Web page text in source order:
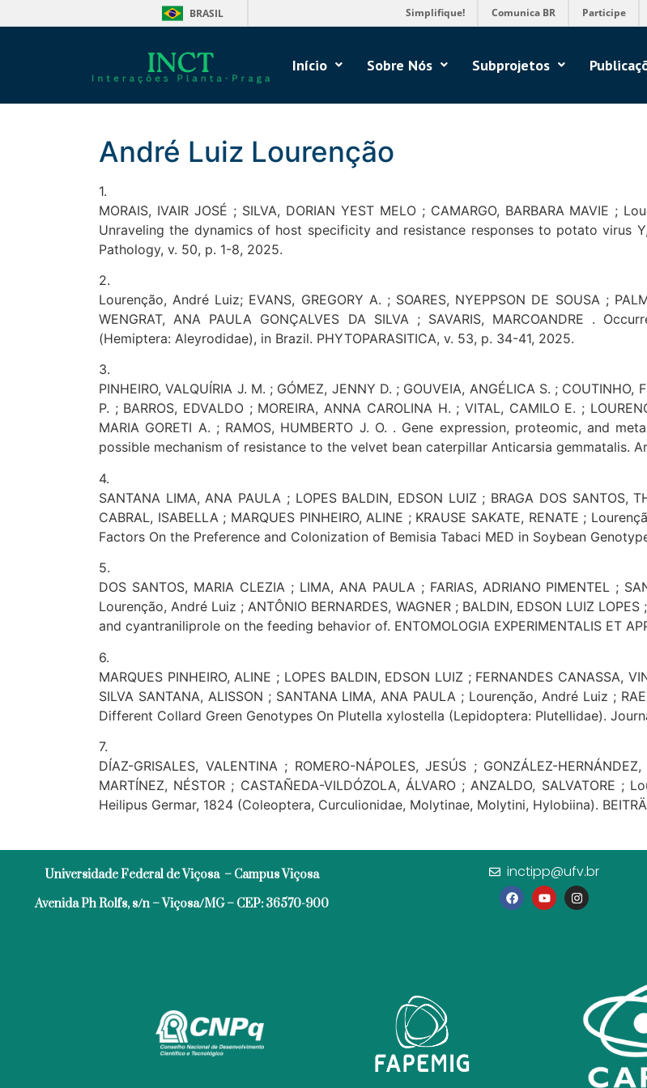
BRASIL Simplifique! Comunica BR Participe
Início Sobre Nós Subprojetos
André Luiz Lourenção
1.
MORAIS, IVAIR JOSÉ ; SILVA, DORIAN YEST MELO ; CAMARGO, BARBARA MAVIE ;
Unraveling the dynamics of host specificity and resistance responses to potato virus
Pathology, v. 50, p. 1-8, 2025.
2.
Lourenção, André Luiz; EVANS, GREGORY A. ; SOARES, NYEPPSON DE SOUSA ;
WENGRAT, ANA PAULA GONÇALVES DA SILVA ; SAVARIS, MARCOANDRE .
(Hemiptera: Aleyrodidae), in Brazil. PHYTOPARASITICA, v. 53, p. 34-41, 2025.
3.
PINHEIRO, VALQUÍRIA J. M. ; GÓMEZ, JENNY D. ; GOUVEIA, ANGÉLICA S. ; COUTINHO,
P. ; BARROS, EDVALDO ; MOREIRA, ANNA CAROLINA H. ; VITAL, CAMILO E. ;
MARIA GORETI A. ; RAMOS, HUMBERTO J. O. . Gene expression, proteomic, and
possible mechanism of resistance to the velvet bean caterpillar Anticarsia gemmatalis.
4.
SANTANA LIMA, ANA PAULA ; LOPES BALDIN, EDSON LUIZ ; BRAGA DOS SANTOS,
CABRAL, ISABELLA ; MARQUES PINHEIRO, ALINE ; KRAUSE SAKATE, RENATE ;
Factors On the Preference and Colonization of Bemisia Tabaci MED in Soybean
5.
DOS SANTOS, MARIA CLEZIA ; LIMA, ANA PAULA ; FARIAS, ADRIANO PIMENTEL ;
Lourenção, André Luiz ; ANTÔNIO BERNARDES, WAGNER ; BALDIN, EDSON LUIZ
and cyantraniliprole on the feeding behavior of. ENTOMOLOGIA EXPERIMENTALIS ET
6.
MARQUES PINHEIRO, ALINE ; LOPES BALDIN, EDSON LUIZ ; FERNANDES CANASSA,
SILVA SANTANA, ALISSON ; SANTANA LIMA, ANA PAULA ; Lourenção, André Luiz ;
Different Collard Green Genotypes On Plutella xylostella (Lepidoptera: Plutellidae).
7.
DÍAZ-GRISALES, VALENTINA ; ROMERO-NÁPOLES, JESÚS ; GONZÁLEZ-
MARTÍNEZ, NÉSTOR ; CASTAÑEDA-VILDÓZOLA, ÁLVARO ; ANZALDO,
Heilipus Germar, 1824 (Coleoptera, Curculionidae, Molytinae, Molytini, Hylobiina).
Universidade Federal de Viçosa – Campus Viçosa
Avenida Ph Rolfs, s/n – Viçosa/MG – CEP: 36570-900
inctipp@ufv.br